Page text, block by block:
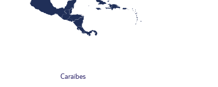
Caraïbes